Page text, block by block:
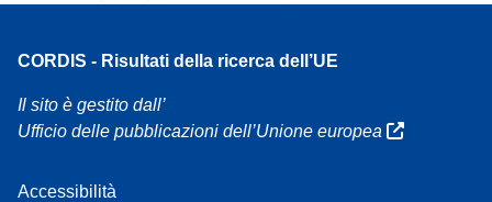
CORDIS - Risultati della ricerca dell’UE
Il sito è gestito dall’
Ufficio delle pubblicazioni dell’Unione europea
Accessibilità